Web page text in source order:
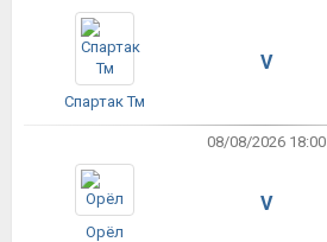
Спартак Тм
V
08/08/2026 18:00
Орёл
V